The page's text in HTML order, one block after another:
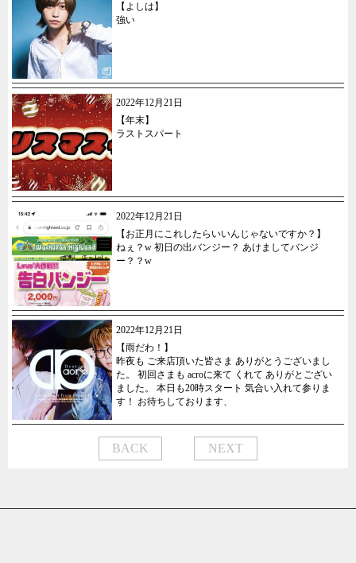
【よしは】
強い
2022年12月21日
【年末】
ラストスパート
2022年12月21日
【お正月にこれしたらいいんじゃないですか？】
ねぇ？w 初日の出バンジー？ あけましてバンジ
ー？？w
2022年12月21日
【雨だわ！】
昨夜も ご来店頂いた皆さま ありがとうございまし
た。 初回さまも acroに来て くれて ありがとござい
ました。 本日も20時スタート 気合い入れて参りま
す！ お待ちしております、
BACK NEXT